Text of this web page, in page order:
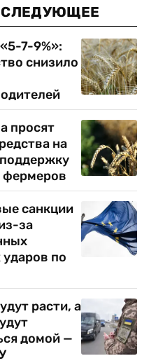
СЛЕДУЮЩЕЕ
7-9%»:
снизило
просят
на
фермеров
санкции
за
ударов по
расти, а
домой —